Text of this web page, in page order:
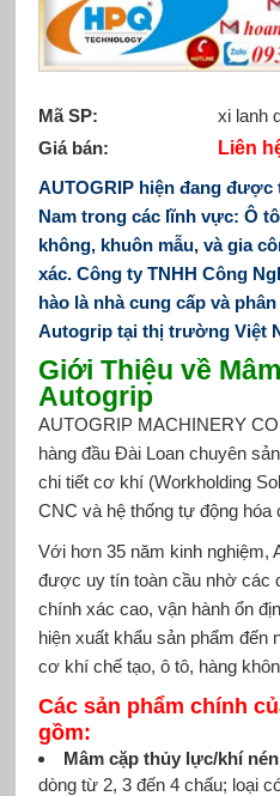
Mã SP:
xi lanh
Giá bán:
Liên
AUTOGRIP hiện đang
Nam trong các lĩnh vực: Ô
không, khuôn mẫu, và gia
xác.Công ty TNHH Công
hào là nhà cung cấp và
Autogrip tại thị trường Việt
Giới Thiệu về
Autogrip
AUTOGRIP MACHINERY
hàng đầu Đài Loan chuyên
chi tiết cơ khí (Workholding
CNC và hệ thống tự động hóa
Với hơn 35 năm kinh nghiệm,
được uy tín toàn cầu nhờ các
chính xác cao, vận hành ổn
hiện xuất khẩu sản phẩm đến
cơ khí chế tạo, ô tô, hàng
Các sản phẩm chính
gồm:
Mâm cặp thủy lực/khí
dòng từ 2, 3 đến 4 chấu; loại